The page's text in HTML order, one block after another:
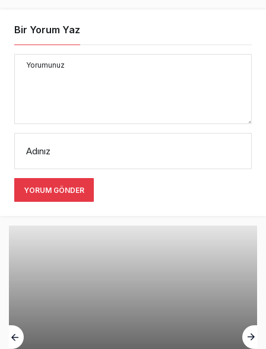
Bir Yorum Yaz
Yorumunuz
Adınız
YORUM GÖNDER